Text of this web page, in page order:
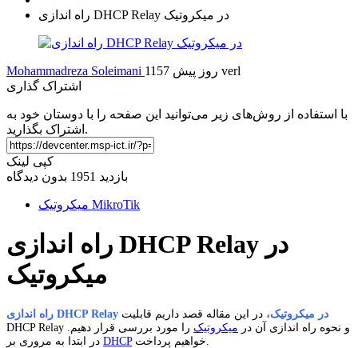
راه اندازی DHCP Relay در میکروتیک
Mohammadreza Soleimani
verl
اشتراک گذاری
با استفاده از روش‌های زیر می‌توانید این صفحه را با دوستان خود به
اشتراک بگذارید.
کپی لینک
بازدید 1951
بدون دیدگاه
میکروتیک MikroTik
راه اندازی DHCP Relay در
میکروتیک
راه اندازی DHCP Relay در میکروتیک، در این مقاله قصد داریم قابلیت
DHCP Relay و نحوه راه اندازی آن در میکروتیک را مورد بررسی قرار دهیم.
DHCP